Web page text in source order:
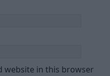
website in this browser